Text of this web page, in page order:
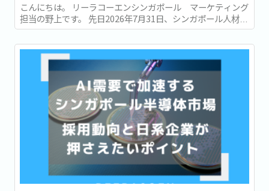
こんにちは。 リーラコーエンシンガポール マーケティング
担当の野上です。 先日2026年7月31日、シンガポール人材開
発省 (Ministry of Manpower : 以降MOM) は、2026年第2四
半期 (4~6月) の労働市場速報 (Labour Market Advance...